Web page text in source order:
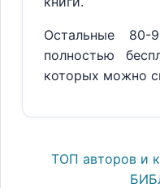
Остальные 80-
полностью
которых можно
ТОП авторов и